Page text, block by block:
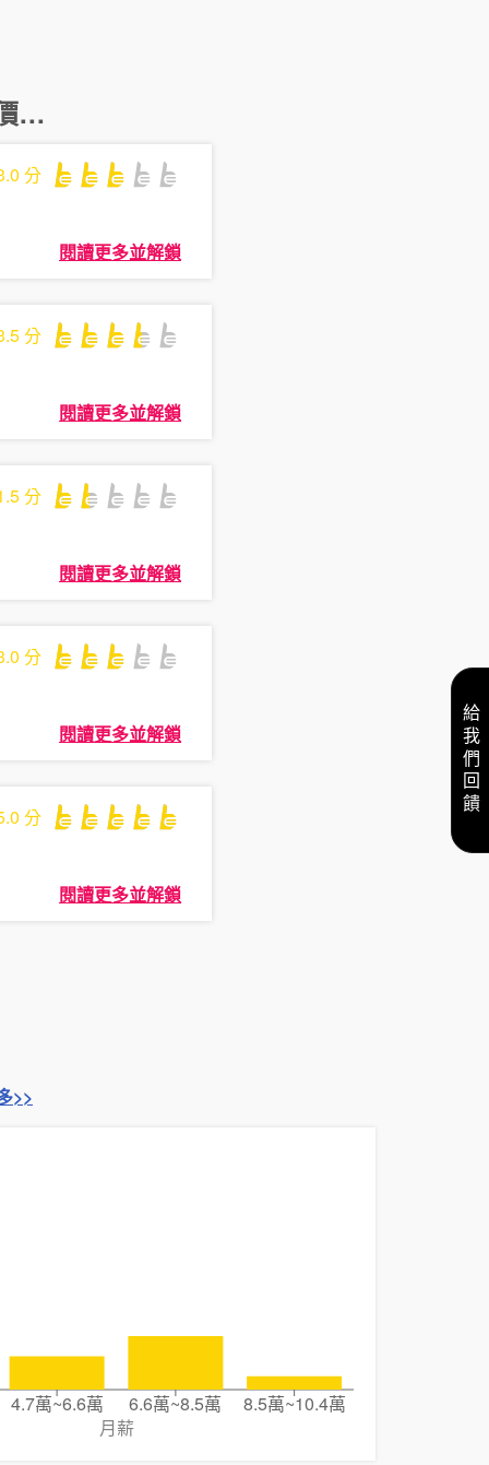
...
分
閱讀更多並解鎖
分
閱讀更多並解鎖
分
閱讀更多並解鎖
分
閱讀更多並解鎖
分
閱讀更多並解鎖
>>
4.7萬~6.6萬 6.6萬~8.5萬
8.5萬~10.4萬
月薪
給我們回饋